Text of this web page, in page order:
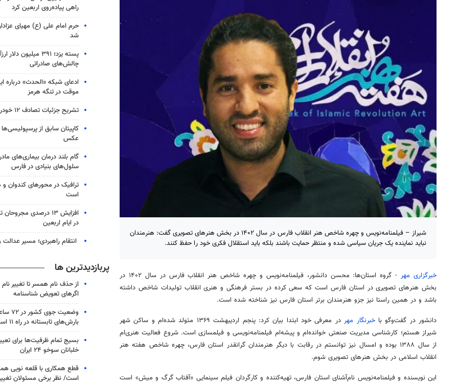
شیراز – فیلمنامه‌نویس و چهره شاخص هنر انقلاب فارس در سال ۱۴۰۲ در بخش هنرهای تصویری گفت: هنرمندان
نباید نماینده یک جریان سیاسی شده و منتظر حمایت باشند بلکه باید استقلال فکری خود را حفظ کنند.
خبرگزاری مهر - گروه استان‌ها: محسن دانشور،فیلمنامه‌نویس
و چهره شاخص هنر انقلاب فارس در سال ۱۴۰۲ در
بخش هنرهای تصویری در استان فارس است که سعی کرده در بستر فرهنگی و هنری انقلاب تولیدات شاخص داشته
باشد و در همین راستا نیز جزو هنرمندان برتر استان فارس نیز شناخته شده است.
دانشور در گفت‌وگو با خبرنگار مهر
در معرفی خود ابتدا بیان کرد: پنجم اردیبهشت ۱۳۶۹ متولد شده‌ام و ساکن شهر
شیراز هستم؛ کارشناسی مدیریت صنعتی خوانده‌ام و پیشه‌ام فیلمنامه‌نویسی و فیلمسازی است. شروع فعالیت هنری‌ام
از سال ۱۳۸۸ بوده و امسال نیز توانستم در رقابت با دیگر هنرمندان گرانقدر استان فارس، چهره شاخص هفته هنر
انقلاب اسلامی در بخش هنرهای تصویری شوم.
این نویسنده وفیلمنامه‌نویس نام‌آشنای استان فارس، تهیه‌کننده و کارگردان فیلم سینمایی «آفتاب گرگ و میش» است
راهی پیاده‌روی اربعین کرد
حرم امام علی (ع) مهیای
شد
پسته یزد؛ ۳۹۱ میلیون
چالش‌های صادراتی
ادعای شبکه «الحدث» درباره
موقت در تنگه هرمز
تشریح جزئیات تصادف ۱۲ خودرو با ۱۹ مصدوم
کاپیتان سابق از
عکس
گام بلند درمان بیماری‌های
سلول‌های بنیادی در فارس
ترافیک در محورهای کندوان
است
افزایش ۱۳ درصدی
در ایام اربعین
انتقام راهبردی؛ مسیر
پربازدیدترین ها
از حذف نام همسر تا تغییر نام
اگرهای تعویض شناسنامه
وضعیت
بارش‌های تابستانه در راه ۱۱ استان
بسیج تمام ظرفیت‌ها برای
خلبانان سوخو ۲۴ ایران
قطع همکاری با قلعه نویی
است/ نظر برخی مسئولان